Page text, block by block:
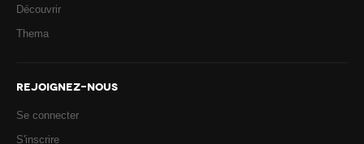
Découvrir
Thema
REJOIGNEZ-NOUS
Se connecter
S'inscrire